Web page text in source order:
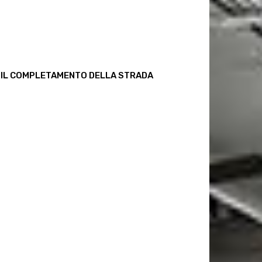
COMPLETAMENTO DELLA STRADA